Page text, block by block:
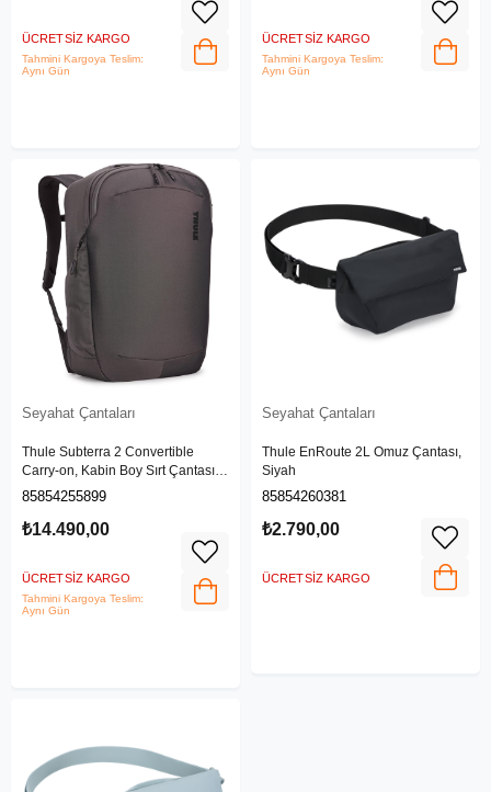
ÜCRETSIZ KARGO
Tahmini Kargoya Teslim:
Aynı Gün
ÜCRETSIZ KARGO
Tahmini Kargoya Teslim:
Aynı Gün
Seyahat Çantaları
Thule Subterra 2 Convertible
Carry-on, Kabin Boy Sırt Çantası
40L, Vetiver Gray
85854255899
₺14.490,00
ÜCRETSIZ KARGO
Tahmini Kargoya Teslim:
Aynı Gün
Seyahat Çantaları
Thule EnRoute 2L Omuz Çantası,
Siyah
85854260381
₺2.790,00
ÜCRETSIZ KARGO